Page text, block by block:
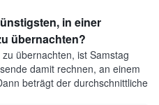
in einer
übernachten?
übernachten, ist Samstag
damit rechnen, an einem
beträgt der durchschnittliche